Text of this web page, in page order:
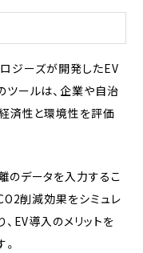
ジーズが開発したEV
ツールは、企業や自治
済性と環境性を評価
のデータを入力するこ
削減効果をシミュレ
EV導入のメリットを